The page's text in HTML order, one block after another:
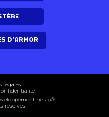
D’ARMOR
légales |
netao®
réservés